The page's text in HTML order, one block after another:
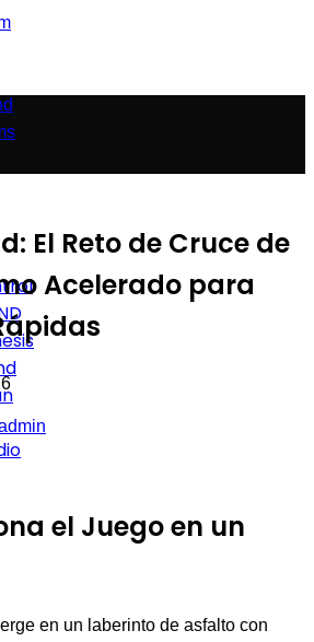
El Reto de Cruce de
Acelerado para
el Juego en un
en un laberinto de asfalto con